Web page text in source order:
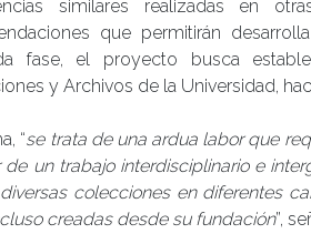
similares realizadas en
que permitirán
fase, el proyecto busca
y Archivos de la Universidad,
“se trata de una ardua labor que
de un trabajo interdisciplinario e
colecciones en diferentes
creadas desde su fundación”,